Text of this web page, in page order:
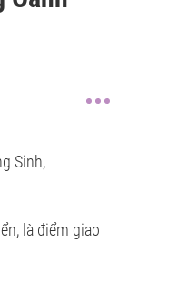
Sinh,
là điểm giao